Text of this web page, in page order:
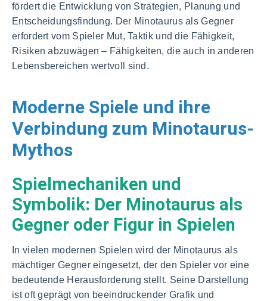
fördert die Entwicklung von Strategien, Planung und
Entscheidungsfindung. Der Minotaurus als Gegner
erfordert vom Spieler Mut, Taktik und die Fähigkeit,
Risiken abzuwägen – Fähigkeiten, die auch in anderen
Lebensbereichen wertvoll sind.
Moderne Spiele und ihre
Verbindung zum Minotaurus-
Mythos
Spielmechaniken und
Symbolik: Der Minotaurus als
Gegner oder Figur in Spielen
In vielen modernen Spielen wird der Minotaurus als
mächtiger Gegner eingesetzt, der den Spieler vor eine
bedeutende Herausforderung stellt. Seine Darstellung
ist oft geprägt von beeindruckender Grafik und